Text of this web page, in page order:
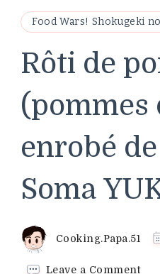
Food Wars! Shokugeki
Rôti de
(pommes
enrobé
Soma
Cooking.Papa.51
Leave a Commenton